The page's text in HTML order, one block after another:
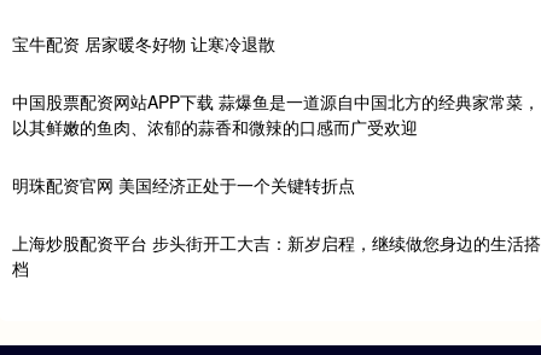
宝牛配资 居家暖冬好物 让寒冷退散
中国股票配资网站APP下载 蒜爆鱼是一道源自中国北方的经典家常菜，
以其鲜嫩的鱼肉、浓郁的蒜香和微辣的口感而广受欢迎
明珠配资官网 美国经济正处于一个关键转折点
上海炒股配资平台 步头街开工大吉：新岁启程，继续做您身边的生活搭
档